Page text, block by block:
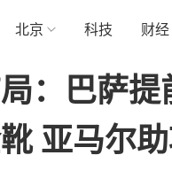
北京 科技 财经
：巴萨
亚马尔